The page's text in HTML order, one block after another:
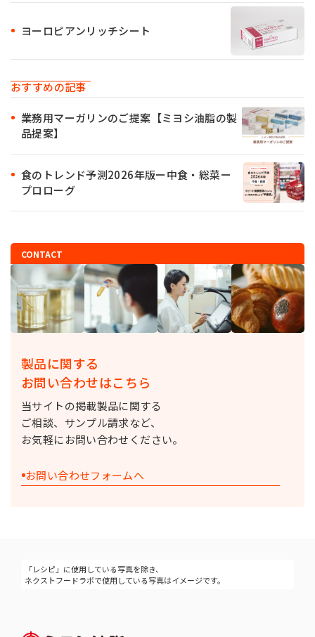
ヨーロピアンリッチシート
おすすめの記事
業務用マーガリンのご提案【ミヨシ油脂の製
品提案】
食のトレンド予測2026年版ー中食・総菜ー
プロローグ
CONTACT
製品に関する
お問い合わせはこちら
当サイトの掲載製品に関する
ご相談、サンプル請求など、
お気軽にお問い合わせください。
お問い合わせフォームへ
「レシピ」に使用している写真を除き、
ネクストフードラボで使用している写真はイメージです。